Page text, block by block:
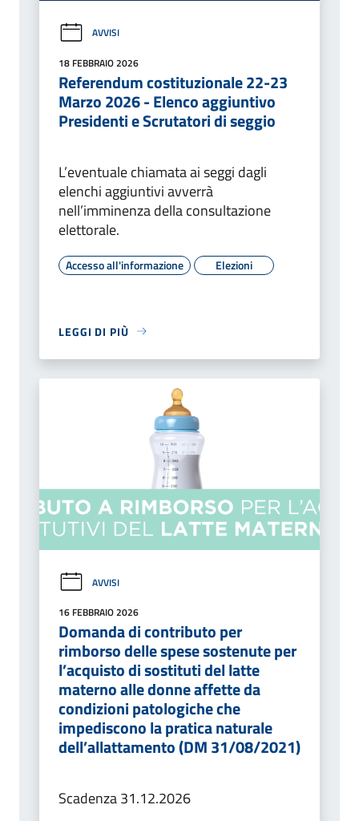
AVVISI
18 FEBBRAIO 2026
Referendum costituzionale 22-23
Marzo 2026 - Elenco aggiuntivo
Presidenti e Scrutatori di seggio
L’eventuale chiamata ai seggi dagli
elenchi aggiuntivi avverrà
nell’imminenza della consultazione
elettorale.
Accesso all'informazione Elezioni
LEGGI DI PIÙ
AVVISI
16 FEBBRAIO 2026
Domanda di contributo per
rimborso delle spese sostenute per
l’acquisto di sostituti del latte
materno alle donne affette da
condizioni patologiche che
impediscono la pratica naturale
dell’allattamento (DM 31/08/2021)
Scadenza 31.12.2026